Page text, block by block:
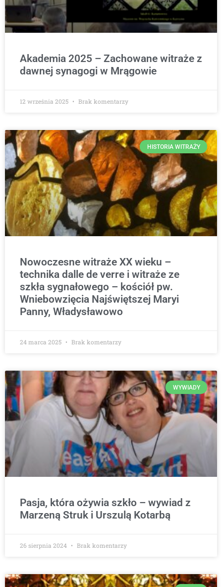
Akademia 2025 – Zachowane witraże z
dawnej synagogi w Mrągowie
12 września 2025 Brak komentarzy
HISTORIA WITRAŻY
Nowoczesne witraże XX wieku –
technika dalle de verre i witraże ze
szkła sygnałowego – kościół pw.
Wniebowzięcia Najświętszej Maryi
Panny, Władysławowo
24 marca 2025 Brak komentarzy
WYWIADY
Pasja, która ożywia szkło – wywiad z
Marzeną Struk i Urszulą Kotarbą
26 sierpnia 2024 Brak komentarzy